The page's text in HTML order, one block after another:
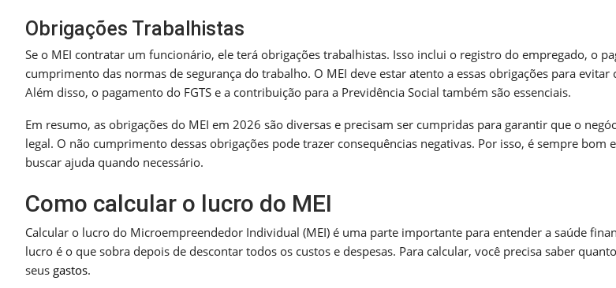
Obrigações Trabalhistas
Se o MEI contratar um funcionário, ele terá obrigações trabalhistas. Isso inclui o registro do empregado, o
cumprimento das normas de segurança do trabalho. O MEI deve estar atento a essas obrigações para evitar
Além disso, o pagamento do FGTS e a contribuição para a Previdência Social também são essenciais.
Em resumo, as obrigações do MEI em 2026 são diversas e precisam ser cumpridas para garantir que o
legal. O não cumprimento dessas obrigações pode trazer consequências negativas. Por isso, é sempre bom
buscar ajuda quando necessário.
Como calcular o lucro do MEI
Calcular o lucro do Microempreendedor Individual (MEI) é uma parte importante para entender a saúde
lucro é o que sobra depois de descontar todos os custos e despesas. Para calcular, você precisa saber
seus gastos.